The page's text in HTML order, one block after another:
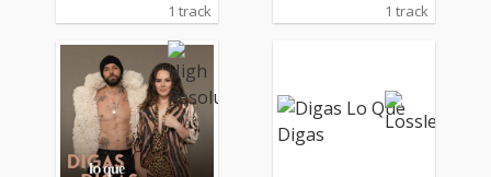
1 track 1 track